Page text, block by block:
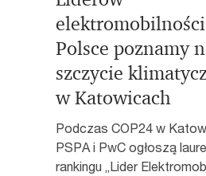
Polsce poznamy
szczycie
w Katowicach
Podczas COP24 w
PSPA i PwC ogłoszą
rankingu „Lider